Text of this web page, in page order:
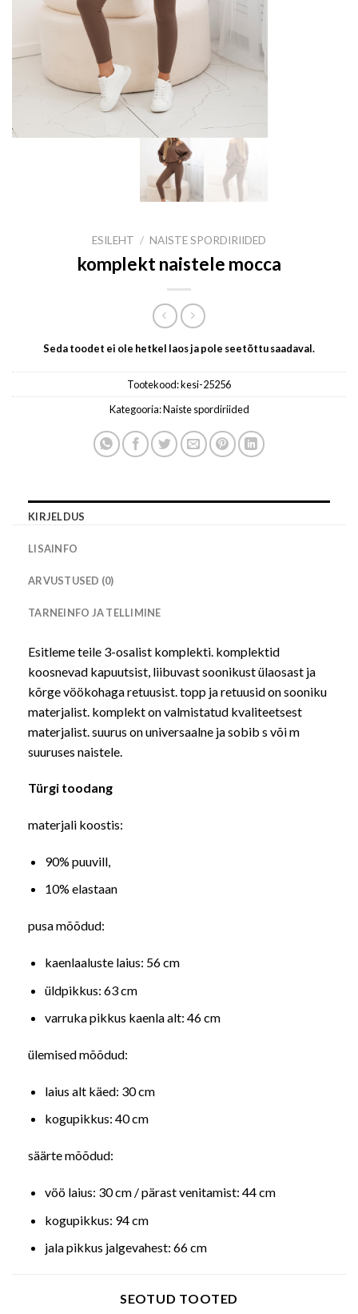
ESILEHT / NAISTE SPORDIRIIDED
komplekt naistele mocca
Seda toodet ei ole hetkel laos ja pole seetõttu saadaval.
Tootekood:kesi-25256
Kategooria:Naiste spordiriided
KIRJELDUS
LISAINFO
ARVUSTUSED (0)
TARNEINFO JA TELLIMINE
Esitleme teile 3-osalist komplekti. komplektid
koosnevad kapuutsist, liibuvast soonikust ülaosast ja
kõrge vöökohaga retuusist. topp ja retuusid on sooniku
materjalist. komplekt on valmistatud kvaliteetsest
materjalist. suurus on universaalne ja sobib s või m
suuruses naistele.
Türgi toodang
materjali koostis:
90% puuvill,
10% elastaan
pusa mõõdud:
kaenlaaluste laius: 56 cm
üldpikkus: 63 cm
varruka pikkus kaenla alt: 46 cm
ülemised mõõdud:
laius alt käed: 30 cm
kogupikkus: 40 cm
säärte mõõdud:
vöö laius: 30 cm / pärast venitamist: 44 cm
kogupikkus: 94 cm
jala pikkus jalgevahest: 66 cm
SEOTUD TOOTED